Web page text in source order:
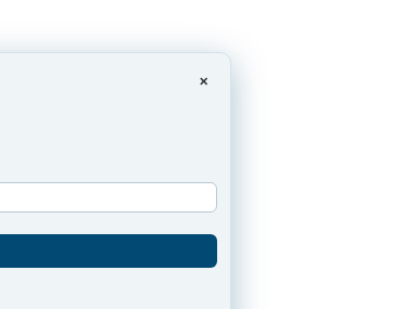
×